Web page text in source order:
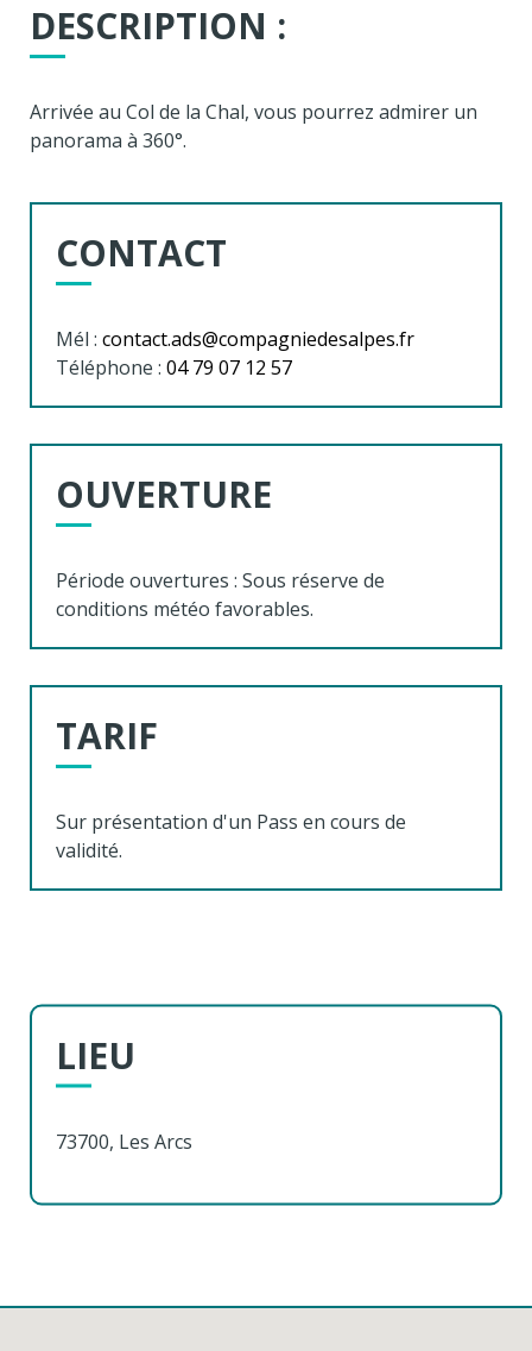
DESCRIPTION :
Arrivée au Col de la Chal, vous pourrez admirer un
panorama à 360°.
CONTACT
Mél : contact.ads@compagniedesalpes.fr
Téléphone : 04 79 07 12 57
OUVERTURE
Période ouvertures : Sous réserve de
conditions météo favorables.
TARIF
Sur présentation d'un Pass en cours de
validité.
LIEU
73700, Les Arcs